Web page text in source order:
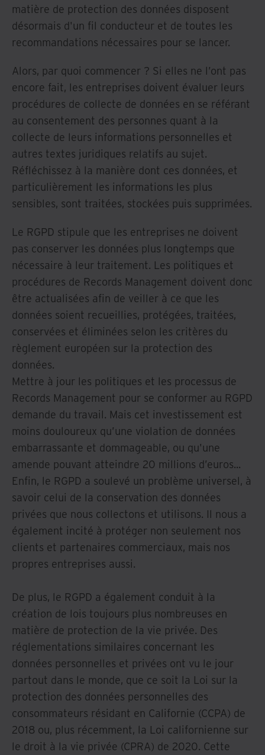
matière de protection des données disposent
désormais d'un fil conducteur et de toutes les
recommandations nécessaires pour se lancer.
Alors, par quoi commencer ? Si elles ne l’ont pas
encore fait, les entreprises doivent évaluer leurs
procédures de collecte de données en se référant
au consentement des personnes quant à la
collecte de leurs informations personnelles et
autres textes juridiques relatifs au sujet.
Réfléchissez à la manière dont ces données, et
particulièrement les informations les plus
sensibles, sont traitées, stockées puis supprimées.
Le RGPD stipule que les entreprises ne doivent
pas conserver les données plus longtemps que
nécessaire à leur traitement. Les politiques et
procédures de Records Management doivent donc
être actualisées afin de veiller à ce que les
données soient recueillies, protégées, traitées,
conservées et éliminées selon les critères du
règlement européen sur la protection des
données.
Mettre à jour les politiques et les processus de
Records Management pour se conformer au RGPD
demande du travail. Mais cet investissement est
moins douloureux qu’une violation de données
embarrassante et dommageable, ou qu'une
amende pouvant atteindre 20 millions d’euros...
Enfin, le RGPD a soulevé un problème universel, à
savoir celui de la conservation des données
privées que nous collectons et utilisons. Il nous a
également incité à protéger non seulement nos
clients et partenaires commerciaux, mais nos
propres entreprises aussi.
De plus, le RGPD a également conduit à la
création de lois toujours plus nombreuses en
matière de protection de la vie privée. Des
réglementations similaires concernant les
données personnelles et privées ont vu le jour
partout dans le monde, que ce soit la Loi sur la
protection des données personnelles des
consommateurs résidant en Californie (CCPA) de
2018 ou, plus récemment, la Loi californienne sur
le droit à la vie privée (CPRA) de 2020. Cette